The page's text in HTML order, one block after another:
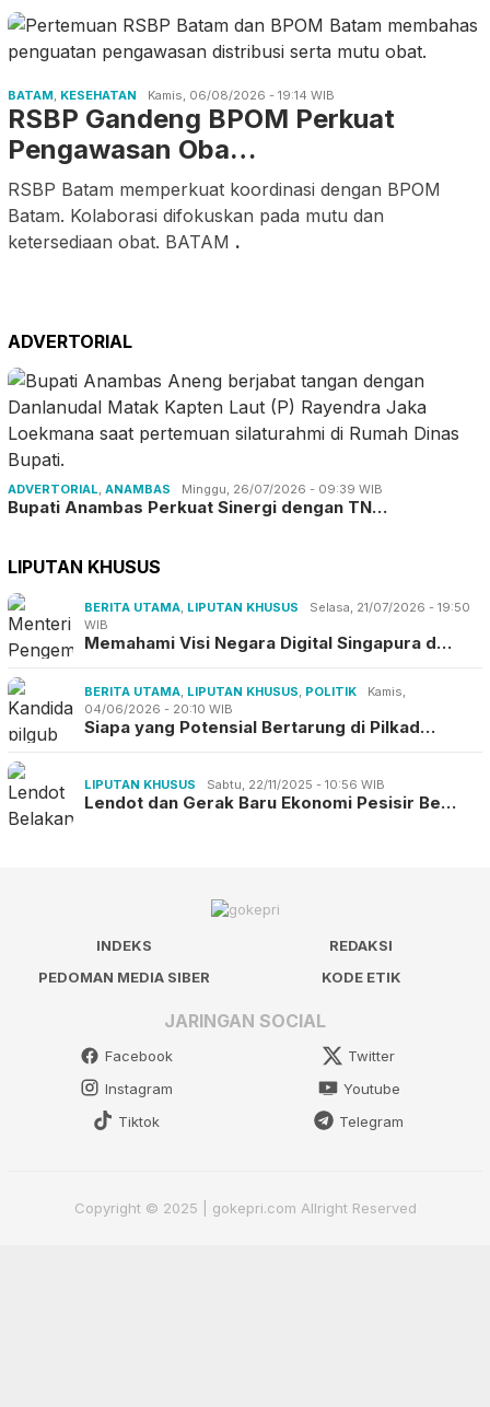
BATAM, KESEHATAN Kamis, 06/08/2026 - 19:14 WIB
RSBP Gandeng BPOM Perkuat
Pengawasan Oba…
RSBP Batam memperkuat koordinasi dengan BPOM
Batam. Kolaborasi difokuskan pada mutu dan
ketersediaan obat. BATAM .
ADVERTORIAL
ADVERTORIAL, ANAMBAS Minggu, 26/07/2026 - 09:39 WIB
Bupati Anambas Perkuat Sinergi dengan TN…
LIPUTAN KHUSUS
BERITA UTAMA, LIPUTAN KHUSUS
Selasa, 21/07/2026 - 19:50
WIB
Memahami Visi Negara Digital Singapura d…
BERITA UTAMA, LIPUTAN KHUSUS, POLITIK
Kamis,
04/06/2026 - 20:10 WIB
Siapa yang Potensial Bertarung di Pilkad…
LIPUTAN KHUSUS Sabtu, 22/11/2025 - 10:56 WIB
Lendot dan Gerak Baru Ekonomi Pesisir Be…
INDEKS
REDAKSI
PEDOMAN MEDIA SIBER
KODE ETIK
JARINGAN SOCIAL
Facebook
Twitter
Instagram
Youtube
Tiktok
Telegram
Copyright © 2025 | gokepri.com Allright Reserved